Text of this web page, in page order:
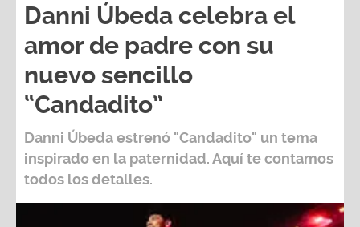
Danni Úbeda celebra el
amor de padre con su
nuevo sencillo
“Candadito”
Danni Úbedaestrenó "Candadito" un tema
inspirado en la paternidad. Aquí te contamos
todos los detalles.